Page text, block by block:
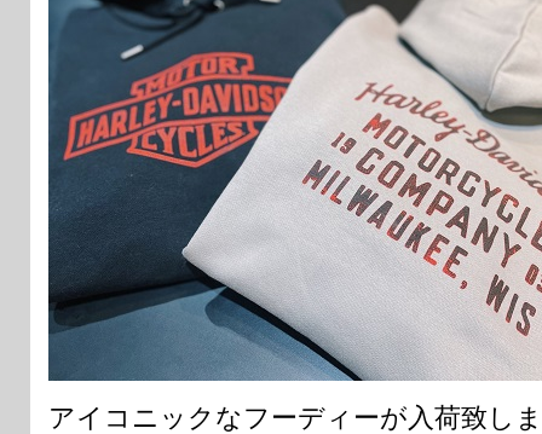
アイコニックなフーディーが入荷致し